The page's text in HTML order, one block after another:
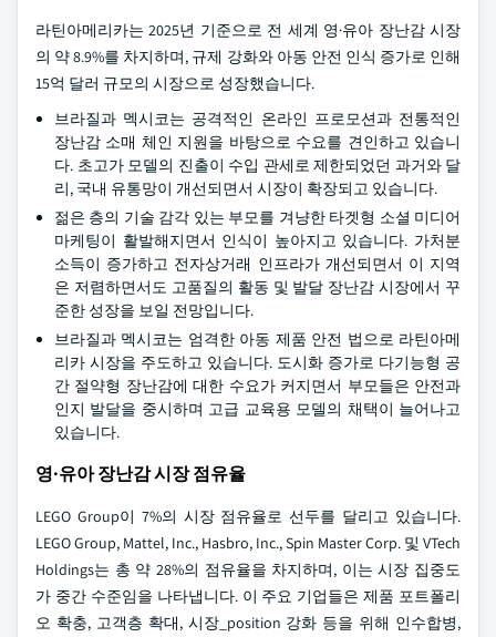
라틴아메리카는 2025년 기준으로 전 세계 영·유아 장난감 시장
의 약 8.9%를 차지하며, 규제 강화와 아동 안전 인식 증가로 인해
15억 달러 규모의 시장으로 성장했습니다.
브라질과 멕시코는 공격적인 온라인 프로모션과 전통적인
장난감 소매 체인 지원을 바탕으로 수요를 견인하고 있습니
다. 초고가 모델의 진출이 수입 관세로 제한되었던 과거와 달
리, 국내 유통망이 개선되면서 시장이 확장되고 있습니다.
젊은 층의 기술 감각 있는 부모를 겨냥한 타겟형 소셜 미디어
마케팅이 활발해지면서 인식이 높아지고 있습니다. 가처분
소득이 증가하고 전자상거래 인프라가 개선되면서 이 지역
은 저렴하면서도 고품질의 활동 및 발달 장난감 시장에서 꾸
준한 성장을 보일 전망입니다.
브라질과 멕시코는 엄격한 아동 제품 안전 법으로 라틴아메
리카 시장을 주도하고 있습니다. 도시화 증가로 다기능형 공
간 절약형 장난감에 대한 수요가 커지면서 부모들은 안전과
인지 발달을 중시하며 고급 교육용 모델의 채택이 늘어나고
있습니다.
영·유아 장난감 시장 점유율
LEGO Group이 7%의 시장 점유율로 선두를 달리고 있습니다.
LEGO Group, Mattel, Inc., Hasbro, Inc., Spin Master Corp. 및 VTech
Holdings는 총 약 28%의 점유율을 차지하며, 이는 시장 집중도
가 중간 수준임을 나타냅니다. 이 주요 기업들은 제품 포트폴리
오 확충, 고객층 확대, 시장_position 강화 등을 위해 인수합병,